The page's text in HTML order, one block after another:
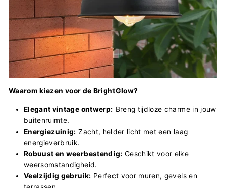
Waarom kiezen voor de BrightGlow?
Elegant vintage ontwerp: Breng tijdloze charme in jouw
buitenruimte.
Energiezuinig: Zacht, helder licht met een laag
energieverbruik.
Robuust en weerbestendig: Geschikt voor elke
weersomstandigheid.
Veelzijdig gebruik: Perfect voor muren, gevels en